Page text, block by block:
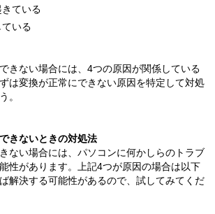
ている
いる
きない場合には、4つの原因が関係している
は変換が正常にできない原因を特定して対処
。
きないときの対処法
ない場合には、パソコンに何かしらのトラブ
性があります。上記4つが原因の場合は以下
解決する可能性があるので、試してみてくだ